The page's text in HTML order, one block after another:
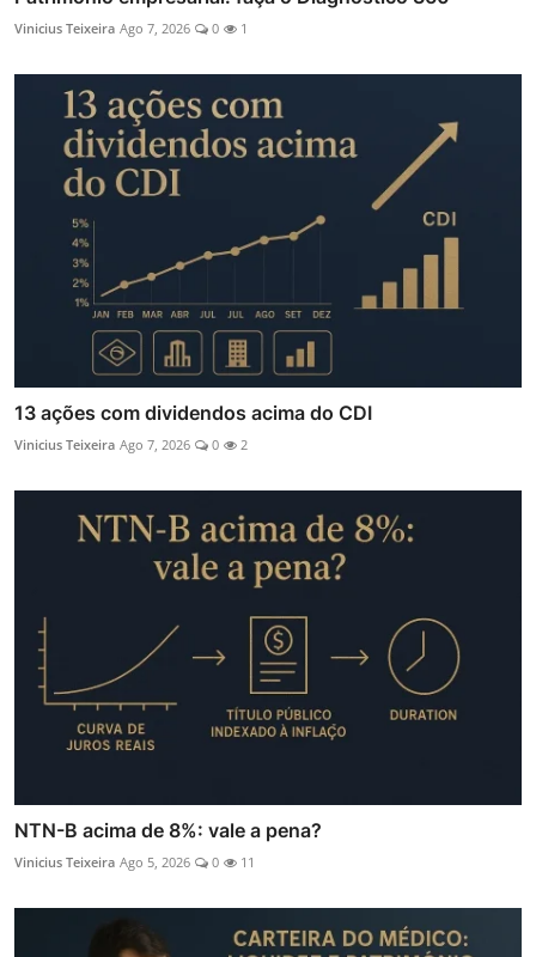
Vinicius Teixeira Ago 7, 2026 0 1
13 ações com dividendos acima do CDI
Vinicius Teixeira Ago 7, 2026 0 2
NTN-B acima de 8%: vale a pena?
Vinicius Teixeira Ago 5, 2026 0 11